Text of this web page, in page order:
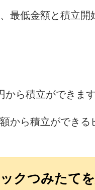
最低金額と積立開
ら積立ができます
から積立ができ
クつみたて